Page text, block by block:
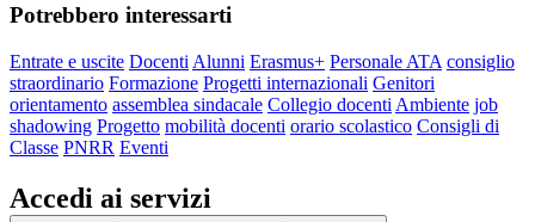
Potrebbero interessarti
Entrate e uscite Docenti Alunni Erasmus+ Personale ATA consiglio
straordinario Formazione Progetti internazionali Genitori
orientamento assemblea sindacale Collegio docenti Ambiente job
shadowing Progetto mobilità docenti orario scolastico Consigli di
Classe PNRR Eventi
Accedi ai servizi